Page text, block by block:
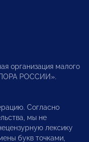
организация малого
РОССИИ».
Согласно
мы не
лексику
букв точками,